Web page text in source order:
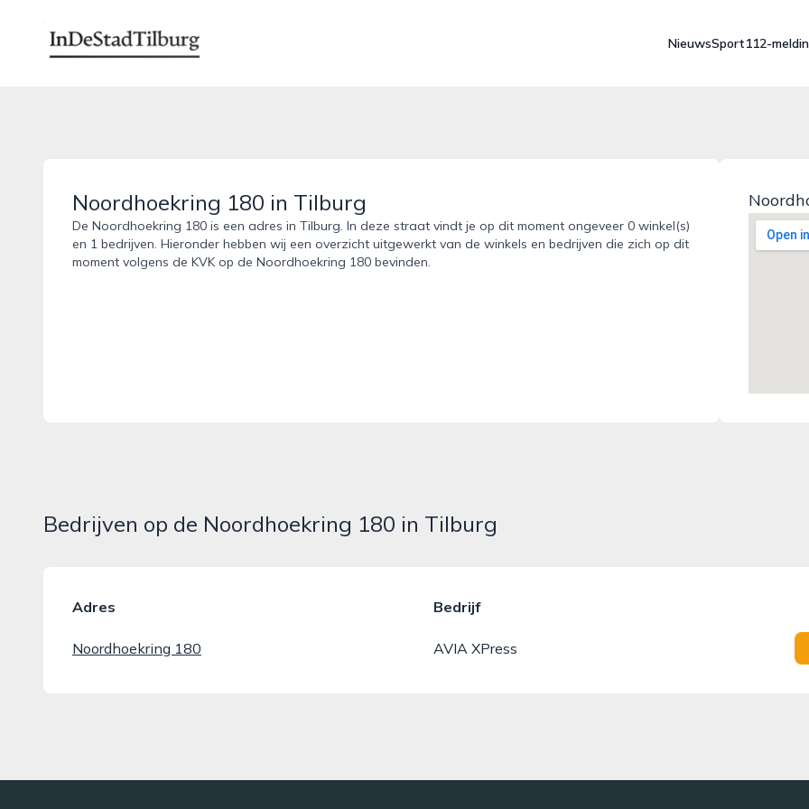
indestadtilburg.nl
NieuwsSport112-
Noordhoekring 180 in Tilburg
De Noordhoekring 180 is een adres in Tilburg. In deze straat vindt je op dit moment ongeveer 0 winkel(s)
en 1 bedrijven. Hieronder hebben wij een overzicht uitgewerkt van de winkels en bedrijven die zich op dit
moment volgens de KVK op de Noordhoekring 180 bevinden.
Bedrijven op de Noordhoekring 180 in Tilburg
Adres Bedrijf
Noordhoekring 180 AVIA XPress